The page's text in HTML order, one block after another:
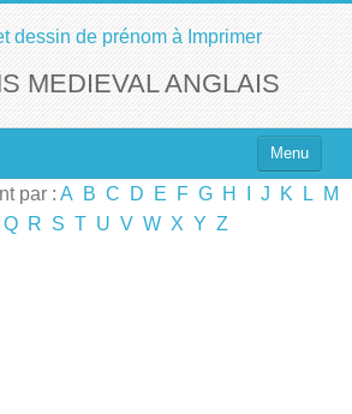
dessin de prénom à Imprimer
MEDIEVAL ANGLAIS
Menu
par : A B C D E F G H J K L
M
Q R S T U V W X Y Z